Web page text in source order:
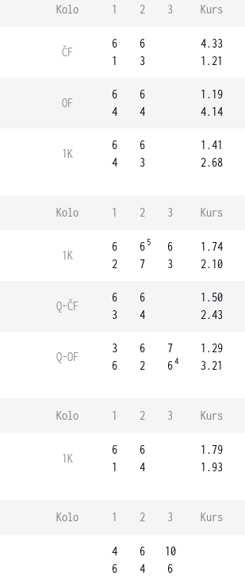
Kolo 1 2 3 Kurs
ČF
6
1
6
3
4.33
1.21
OF
6
4
6
4
1.19
4.14
1K
6
4
6
3
1.41
2.68
Kolo 1 2 3 Kurs
1K
6
2
6 5
7
6
3
1.74
2.10
Q-ČF
6
3
6
4
1.50
2.43
Q-OF
3
6
6
2
7
64
1.29
3.21
Kolo 1 2 3 Kurs
1K
6
1
6
4
1.79
1.93
Kolo 1 2 3 Kurs
4
6
6
4
10
6